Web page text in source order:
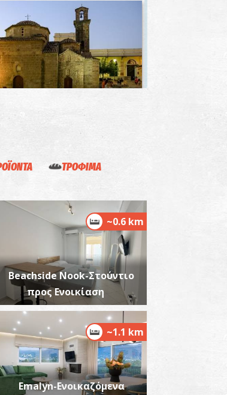
Το έθιμο
πετάγματος των
αερόστατων στη
Μεσσηνία
Λαογραφικό Μουσείο
~3.1Km
ΤΡΟΦΙΜΑ
~0.6 km
Beachside Nook-Στούντιο
προς Ενοικίαση
~1.1 km
Emalyn-Ενοικαζόμενα